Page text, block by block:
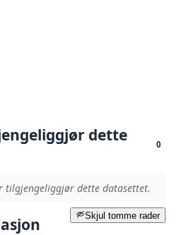
dette
0
tilgjengeliggjør dette datasettet.
Skjul tomme rader